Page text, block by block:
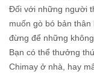
Đối với những người
muốn gò bó bản
đừng để những
Bạn có thể thưởng
Chimay ở nhà, hay